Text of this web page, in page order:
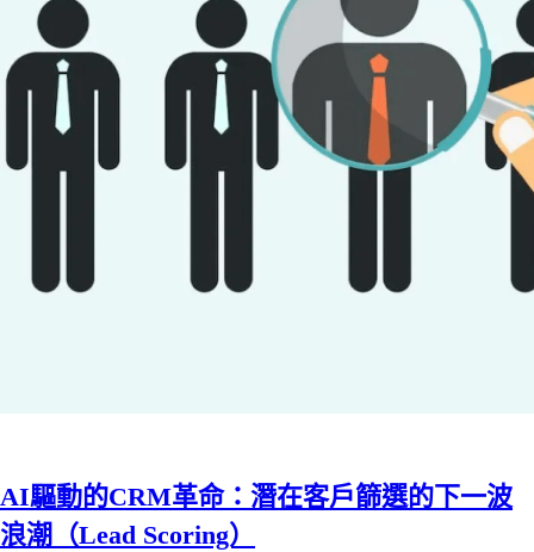
AI驅動的CRM革命：潛在客戶篩選的下一波
浪潮（Lead Scoring）